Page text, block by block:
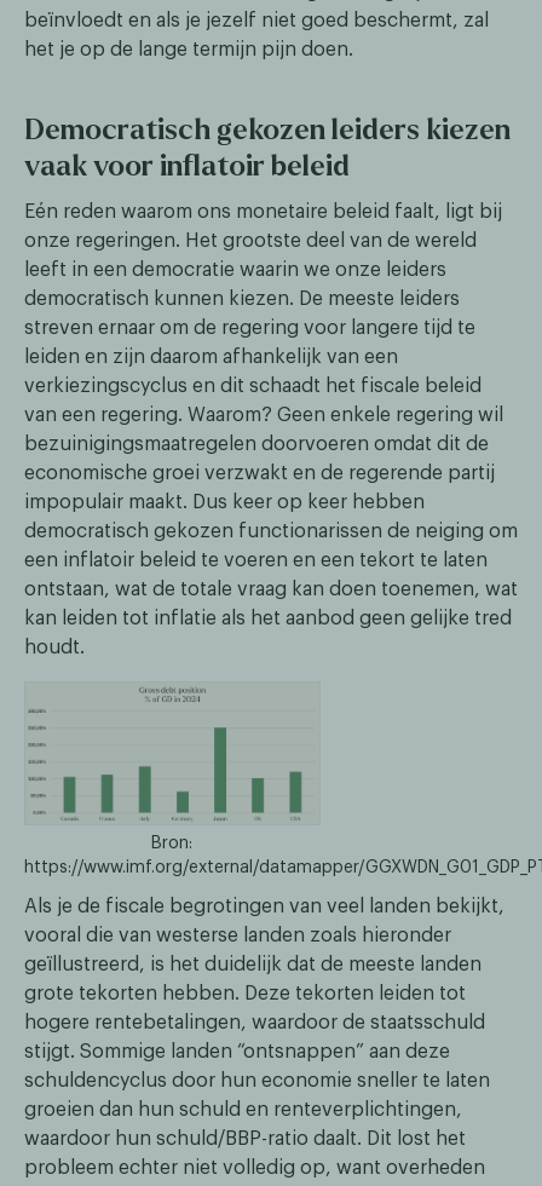
beïnvloedt en als je jezelf niet goed beschermt, zal
het je op de lange termijn pijn doen.
Democratisch gekozen leiders kiezen
vaak voor inflatoir beleid
Eén reden waarom ons monetaire beleid faalt, ligt bij
onze regeringen. Het grootste deel van de wereld
leeft in een democratie waarin we onze leiders
democratisch kunnen kiezen. De meeste leiders
streven ernaar om de regering voor langere tijd te
leiden en zijn daarom afhankelijk van een
verkiezingscyclus en dit schaadt het fiscale beleid
van een regering. Waarom? Geen enkele regering wil
bezuinigingsmaatregelen doorvoeren omdat dit de
economische groei verzwakt en de regerende partij
impopulair maakt. Dus keer op keer hebben
democratisch gekozen functionarissen de neiging om
een inflatoir beleid te voeren en een tekort te laten
ontstaan, wat de totale vraag kan doen toenemen, wat
kan leiden tot inflatie als het aanbod geen gelijke tred
houdt.
Bron:
https://www.imf.org/external/datamapper/
Als je de fiscale begrotingen van veel landen bekijkt,
vooral die van westerse landen zoals hieronder
geïllustreerd, is het duidelijk dat de meeste landen
grote tekorten hebben. Deze tekorten leiden tot
hogere rentebetalingen, waardoor de staatsschuld
stijgt. Sommige landen “ontsnappen” aan deze
schuldencyclus door hun economie sneller te laten
groeien dan hun schuld en renteverplichtingen,
waardoor hun schuld/BBP-ratio daalt. Dit lost het
probleem echter niet volledig op, want overheden